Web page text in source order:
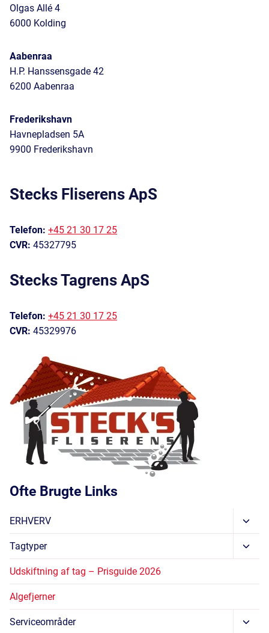
Olgas Allé 4
6000 Kolding
Aabenraa
H.P. Hanssensgade 42
6200 Aabenraa
Frederikshavn
Havnepladsen 5A
9900 Frederikshavn
Stecks Fliserens ApS
Telefon: +45 21 30 17 25
CVR: 45327795
Stecks Tagrens ApS
Telefon: +45 21 30 17 25
CVR: 45329976
Ofte Brugte Links
ERHVERV
Skift
Tagtyper
Skift
Udskiftning af tag – Prisguide 2026
Algefjerner
Serviceområder
Skift